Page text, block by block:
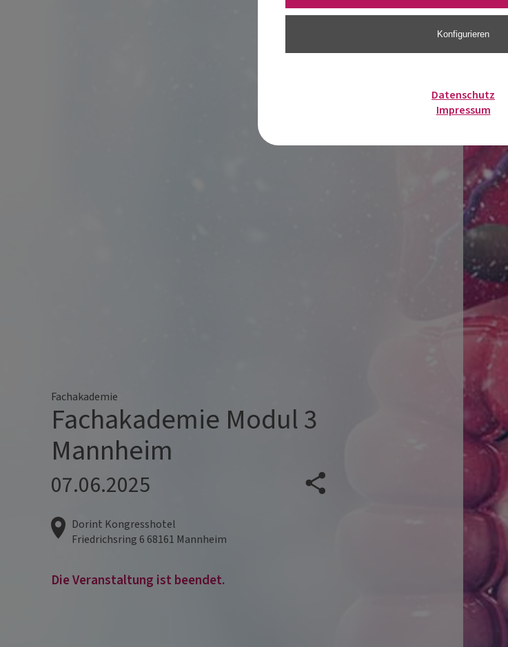
Fachakademie
Fachakademie Modul 3
Mannheim
07.06.2025
Veranstaltung teilen
Dorint Kongresshotel
Friedrichsring 6 68161 Mannheim
Die Veranstaltung ist beendet.
Konfigurieren
Datenschutz
Impressum